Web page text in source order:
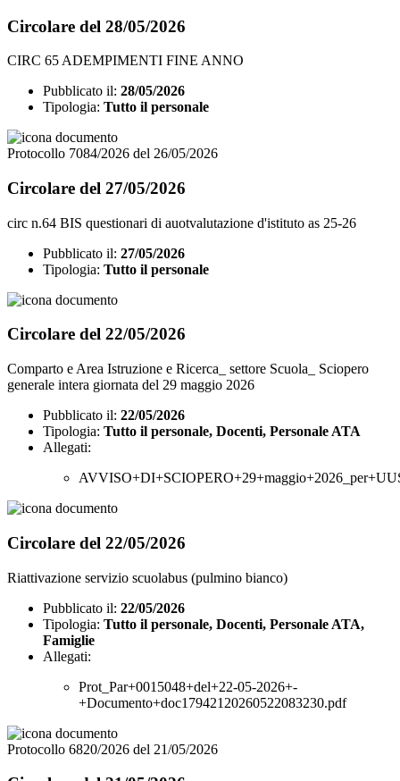
Circolare del 28/05/2026
CIRC 65 ADEMPIMENTI FINE ANNO
Pubblicato il: 28/05/2026
Tipologia: Tutto il personale
Protocollo 7084/2026 del 26/05/2026
Circolare del 27/05/2026
circ n.64 BIS questionari di auotvalutazione d'istituto as 25-26
Pubblicato il: 27/05/2026
Tipologia: Tutto il personale
Circolare del 22/05/2026
Comparto e Area Istruzione e Ricerca_ settore Scuola_ Sciopero
generale intera giornata del 29 maggio 2026
Pubblicato il: 22/05/2026
Tipologia: Tutto il personale, Docenti, Personale ATA
Allegati:
Circolare del 22/05/2026
Riattivazione servizio scuolabus (pulmino bianco)
Pubblicato il: 22/05/2026
Tipologia: Tutto il personale, Docenti, Personale ATA,
Famiglie
Allegati:
Prot_Par+0015048+del+22-05-2026+-
+Documento+doc17942120260522083230.pdf
Protocollo 6820/2026 del 21/05/2026